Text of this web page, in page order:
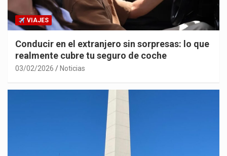
VIAJES
Conducir en el extranjero sin sorpresas: lo que
realmente cubre tu seguro de coche
03/02/2026 Noticias